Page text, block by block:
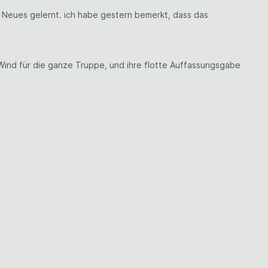
gelernt. ich habe gestern bemerkt, dass das
für die ganze Truppe, und ihre flotte Auffassungsgabe